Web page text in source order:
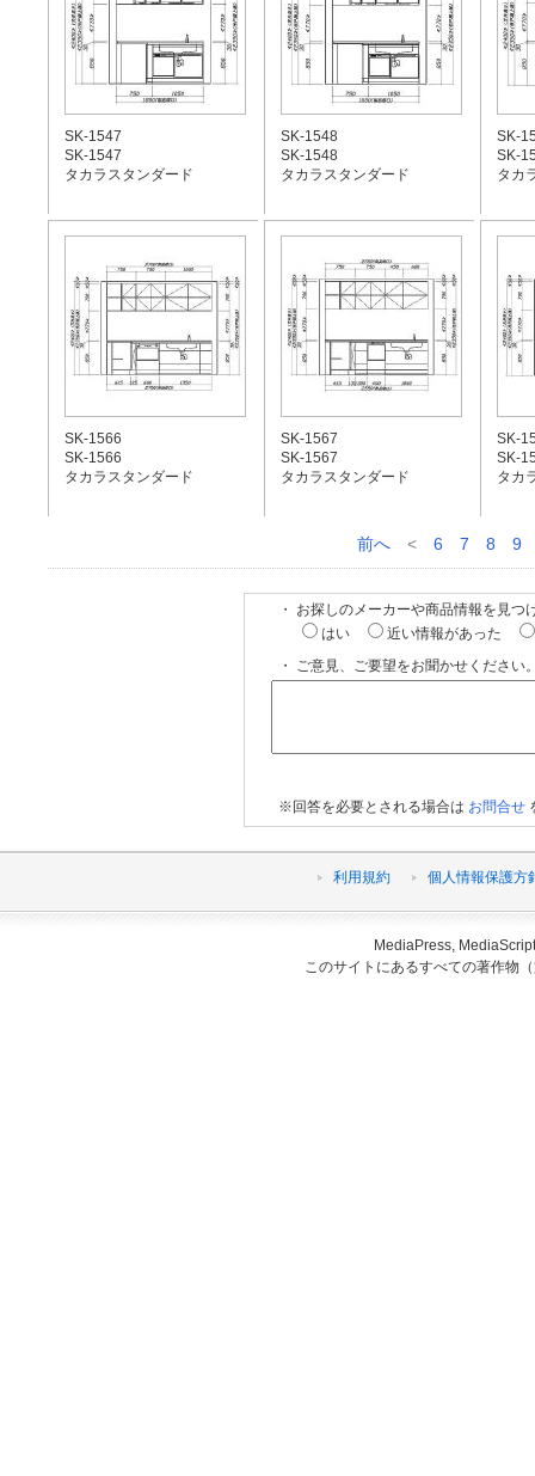
SK-1547
SK-1547
タカラスタンダード
SK-1548
SK-1548
タカラスタンダード
SK-
SK-
タカ
SK-1566
SK-1566
タカラスタンダード
SK-1567
SK-1567
タカラスタンダード
SK-
SK-
タカ
前へ < 6 7 8 9
・ お探しのメーカーや商品情報を見つ
はい
近い情報があった
・ ご意見、ご要望をお聞かせください
※回答を必要とされる場合は お問合せ
利用規約 個人情報保護方
MediaPress,
このサイトにあるすべての著作物